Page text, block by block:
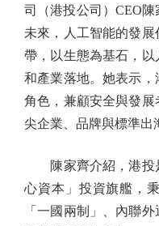
司（港投公司）CEO
未來，人工智能的發
帶，以生態為基石，
和產業落地。她表示
角色，兼顧安全與發
尖企業、品牌與標準出
陳家齊介紹，港投
心資本」投資旗艦，
「一國兩制」、內聯